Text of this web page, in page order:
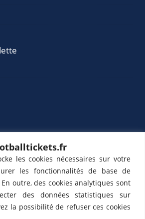
les cookies nécessaires sur votre
les fonctionnalités de base de
outre, des cookies analytiques sont
des données statistiques sur
la possibilité de refuser ces cookies
Catalunya 38, 8, 1, 08007 Barcelone, Espagne |
CIF : ES-B43945534
Changé 53 💙et de l'US Bretons de Paris 🤍